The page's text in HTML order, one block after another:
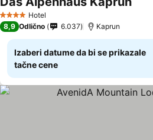
4 ZvezdiceHotel
8,9 Odlično 6.037 Kaprun
Izaberi datume da bi se prikazale
tačne cene